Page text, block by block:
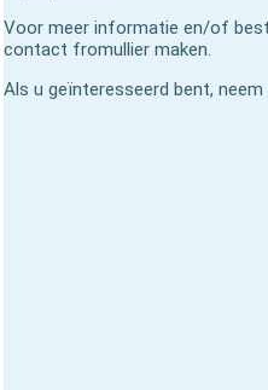
Voor meer informatie en/of
contact fromullier maken.
Als u geïnteresseerd bent, neem